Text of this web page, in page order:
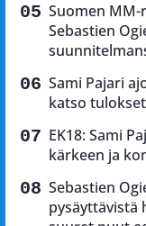
Suomen
Sebastien
Sami Pajari
katso tulokset
EK18: Sami
kärkeen ja
Sebastien
pysäyttävistä